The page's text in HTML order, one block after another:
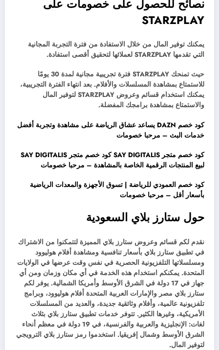
نصائح للحصول على خصومات على
STARZPLAY
يمكنك توفير المال من خلال الاستفادة من فترة التجربة المجانية
التي تقدمها STARZPLAY لعملائها لتحقيق أقصى استفادة.
حيث تمنحك STARZPLAY فترة تجريبية مجانية لمدة 30 يومًا
للاستمتاع بمشاهدة المسلسلات والأفلام. بعد انتهاء الفترة التجريبية،
يمكنك استخدام قسائم وعروض STARZPLAY لتوفير المال
والاستمتاع بمشاهدة برامجك المفضلة.
كود خصم DAZN يساعد عشاق الرياضة على مشاهدة وتجربة أفضل
خدمات البث – مرحبا خصومات
كود خصم متجر SAY DIGITALIS كود خصم متجر SAY DIGITALIS
لبيع المنتجات الرقمية الخاصة بالمشاهدة – مرحبا خصومات
كود خصم العمودي للرياضة | تسوق الأجهزة والمعدات الرياضية
بأسعار أقل – مرحبا خصومات
حول ستارز بلاي السعودية
نقدم لكم قسائم وعروض ستارز بلاي المميزة لتتمكنوا من الاشتراك
في تطبيق ستارز بلاي بأسعار تنافسية ومشاهدة أفلام هوليوود
ومسلسلاتها التلفزيونية الحصرية في نفس وقت عرضها في الولايات
المتحدة. يمكنكم استخدام هذه الخدمة في أي مكان وزمان ومن أي
جهاز في 17 دولة في الشرق الأوسط وأمريكا الشمالية. يوفر لكم
ستارز بلاي مصر والإمارات العربية المتحدة أفلام هوليوود، وبرامج
تلفزيونية عالمية، وأفلام وثائقية جديدة، والعديد من المسلسلات
الأمريكية، وغيرها الكثير. تتوفر خدمات تطبيق ستارز بلاي بثلاث
لغات: الإنجليزية والعربية والفرنسية، في 19 دولة في معظم أنحاء
الشرق الأوسط وشمال إفريقيا. استخدموا رمز ستارز بلاي الترويجي
لتوفير المال.